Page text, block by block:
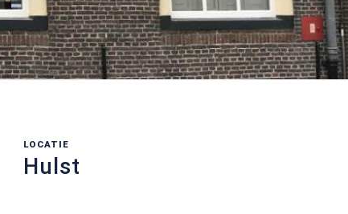
LOCATIE
Hulst